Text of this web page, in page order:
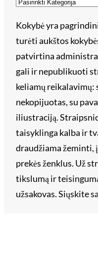
Kokybė yra
turėti aukštos
patvirtina
gali ir nepublikuoti
keliamų
nekopijuotas, su
iliustraciją.
taisyklinga kalba ir
draudžiama žeminti,
prekės ženklus. Už
tikslumą ir
užsakovas. Siųskite